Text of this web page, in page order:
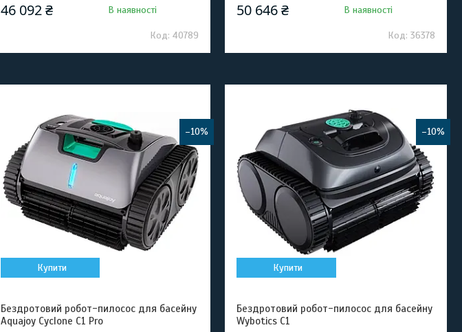
46 092 ₴ В наявності
40789
50 646 ₴ В наявності
36378
–10%
Купити
Бездротовий робот-пилосос для басейну
Aquajoy Cyclone C1 Pro
–10%
Купити
Бездротовий робот-пилосос для басейну
Wybotics C1